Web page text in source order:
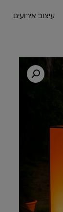
עיצוב אירועים